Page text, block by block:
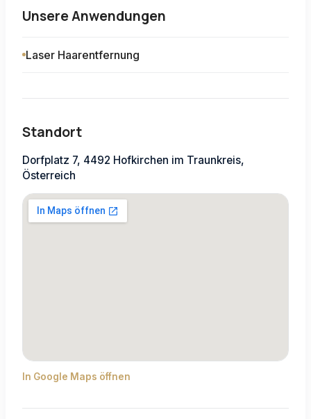
Unsere Anwendungen
Laser Haarentfernung
Standort
Dorfplatz 7, 4492 Hofkirchen im Traunkreis,
Österreich
In Google Maps öffnen